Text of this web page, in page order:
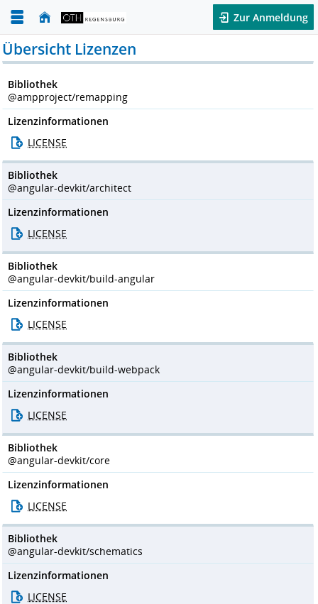
Zur Anmeldung
Übersicht Lizenzen
Bibliothek
@ampproject/remapping
Lizenzinformationen
LICENSE
Bibliothek
@angular-devkit/architect
Lizenzinformationen
LICENSE
Bibliothek
@angular-devkit/build-angular
Lizenzinformationen
LICENSE
Bibliothek
@angular-devkit/build-webpack
Lizenzinformationen
LICENSE
Bibliothek
@angular-devkit/core
Lizenzinformationen
LICENSE
Bibliothek
@angular-devkit/schematics
Lizenzinformationen
LICENSE